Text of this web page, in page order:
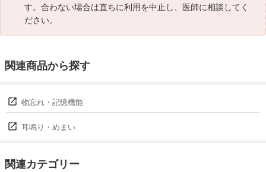
す。合わない場合は直ちに利用を中止し、医師に相談してく
ださい。
関連商品から探す
物忘れ・記憶機能
耳鳴り・めまい
関連カテゴリー